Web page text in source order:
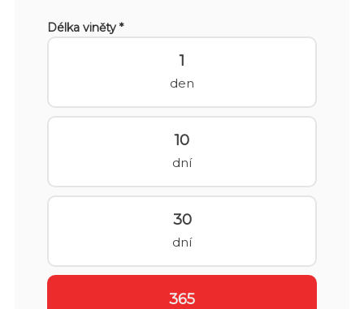
Délka viněty *
1
den
10
dní
30
dní
365